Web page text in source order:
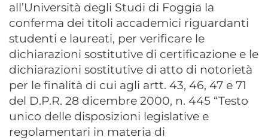
all’Università degli Studi di Foggia la
conferma dei titoli accademici riguardanti
studenti e laureati, per verificare le
dichiarazioni sostitutive di certificazione e le
dichiarazioni sostitutive di atto di notorietà
per le finalità di cui agli artt. 43, 46, 47 e 71
del D.P.R. 28 dicembre 2000, n. 445 “Testo
unico delle disposizioni legislative e
regolamentari in materia di